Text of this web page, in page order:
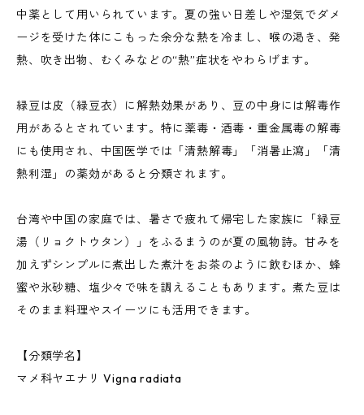
中薬として用いられています。夏の強い日差しや湿気でダメ
ージを受けた体にこもった余分な熱を冷まし、喉の渇き、発
熱、吹き出物、むくみなどの“熱”症状をやわらげます。
緑豆は皮（緑豆衣）に解熱効果があり、豆の中身には解毒作
用があるとされています。特に薬毒・酒毒・重金属毒の解毒
にも使用され、中国医学では「清熱解毒」「消暑止瀉」「清
熱利湿」の薬効があると分類されます。
台湾や中国の家庭では、暑さで疲れて帰宅した家族に「緑豆
湯（リョクトウタン）」をふるまうのが夏の風物詩。甘みを
加えずシンプルに煮出した煮汁をお茶のように飲むほか、蜂
蜜や氷砂糖、塩少々で味を調えることもあります。煮た豆は
そのまま料理やスイーツにも活用できます。
【分類学名】
マメ科ヤエナリ Vigna radiata